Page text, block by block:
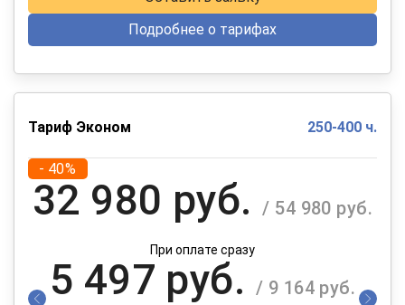
Подробнее о тарифах
Тариф Эконом 250-400 ч.
- 40%
32 980 руб. / 54 980 руб.
При оплате сразу
5 497 руб. / 9 164 руб.